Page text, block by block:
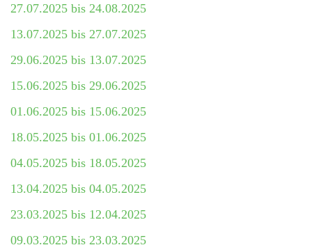
27.07.2025 bis 24.08.2025
13.07.2025 bis 27.07.2025
29.06.2025 bis 13.07.2025
15.06.2025 bis 29.06.2025
01.06.2025 bis 15.06.2025
18.05.2025 bis 01.06.2025
04.05.2025 bis 18.05.2025
13.04.2025 bis 04.05.2025
23.03.2025 bis 12.04.2025
09.03.2025 bis 23.03.2025